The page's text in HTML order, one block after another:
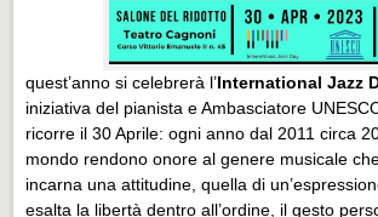
quest’anno si celebrerà l’International Jazz
iniziativa del pianista e Ambasciatore
ricorre il 30 Aprile: ogni anno dal 2011 circa
mondo rendono onore al genere musicale
incarna una attitudine, quella di
esalta la libertà dentro all’ordine, il gesto